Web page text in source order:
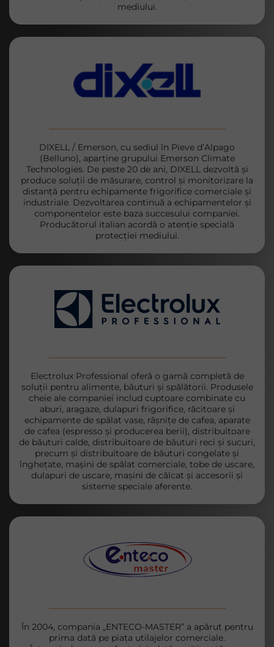
mediului.
DIXELL / Emerson, cu sediul în Pieve d’Alpago
(Belluno), aparține grupului Emerson Climate
Technologies. De peste 20 de ani, DIXELL dezvoltă și
produce soluții de măsurare, control și monitorizare la
distanță pentru echipamente frigorifice comerciale și
industriale. Dezvoltarea continuă a echipamentelor și
componentelor este baza succesului companiei.
Producătorul italian acordă o atenție specială
protecției mediului.
Electrolux Professional oferă o gamă completă de
soluții pentru alimente, băuturi și spălătorii. Produsele
cheie ale companiei includ cuptoare combinate cu
aburi, aragaze, dulapuri frigorifice, răcitoare și
echipamente de spălat vase, râșnițe de cafea, aparate
de cafea (espresso și producerea berii), distribuitoare
de băuturi calde, distribuitoare de băuturi reci și sucuri,
precum și distribuitoare de băuturi congelate și
înghețate, mașini de spălat comerciale, tobe de uscare,
dulapuri de uscare, mașini de călcat și accesorii și
sisteme speciale aferente.
În 2004, compania „ENTECO-MASTER” a apărut pentru
prima dată pe piața utilajelor comerciale.